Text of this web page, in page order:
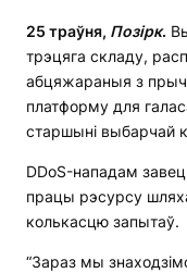
25 траўня, Позірк.
трэцяга складу,
абцяжараныя з
платформу для
старшыні выбарчай
DDoS-нападам
працы рэсурсу
колькасцю запытаў.
“Зараз мы